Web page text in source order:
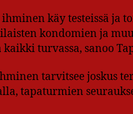
käy testeissä ja
kondomien ja
turvassa, sanoo
tarvitsee joskus
tapaturmien